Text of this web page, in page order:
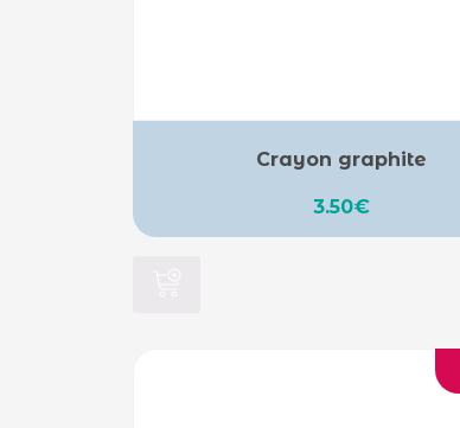
Crayon graphite
3.50€